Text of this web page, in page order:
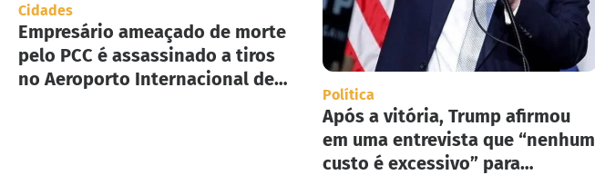
Cidades
Empresário ameaçado de morte
pelo PCC é assassinado a tiros
no Aeroporto Internacional de
Política
Após a vitória, Trump afirmou
em uma entrevista que “nenhum
custo é excessivo” para